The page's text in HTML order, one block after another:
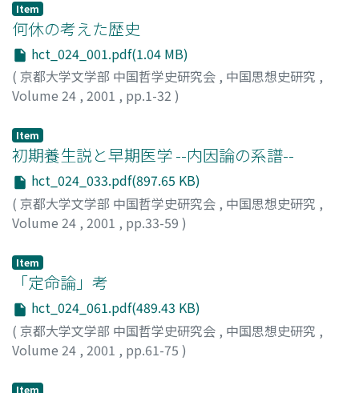
Item
何休の考えた歴史
hct_024_001.pdf(1.04 MB)
( 京都大学文学部 中国哲学史研究会 , 中国思想史研究 ,
Volume 24 , 2001 , pp.1-32 )
Item
初期養生説と早期医学 --内因論の系譜--
hct_024_033.pdf(897.65 KB)
( 京都大学文学部 中国哲学史研究会 , 中国思想史研究 ,
Volume 24 , 2001 , pp.33-59 )
Item
「定命論」考
hct_024_061.pdf(489.43 KB)
( 京都大学文学部 中国哲学史研究会 , 中国思想史研究 ,
Volume 24 , 2001 , pp.61-75 )
Item